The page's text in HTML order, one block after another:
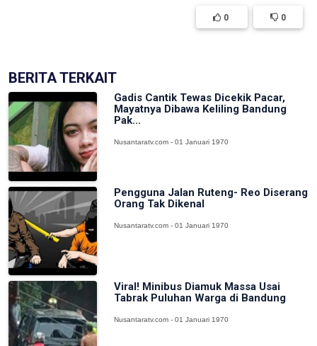
0 0
BERITA TERKAIT
Gadis Cantik Tewas Dicekik Pacar,
Mayatnya Dibawa Keliling Bandung
Pak...
Nusantaratv.com - 01 Januari 1970
Pengguna Jalan Ruteng- Reo Diserang
Orang Tak Dikenal
Nusantaratv.com - 01 Januari 1970
Viral! Minibus Diamuk Massa Usai
Tabrak Puluhan Warga di Bandung
Nusantaratv.com - 01 Januari 1970